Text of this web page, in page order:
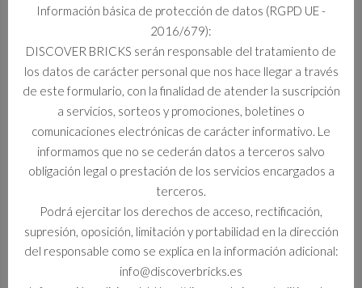
3 disponibles
DROIDE
ASTROMECANICO
BB-
Añadir al carrito
Información adicional
Información adicional
Formato
Set
Información básica de protección de datos (RGPD UE -
2016/679):
DISCOVER BRICKS serán responsable del tratamiento de
los datos de carácter personal que nos hace llegar a través
de este formulario, con la finalidad de atender la suscripción
a servicios, sorteos y promociones, boletines o
comunicaciones electrónicas de carácter informativo. Le
informamos que no se cederán datos a terceros salvo
obligación legal o prestación de los servicios encargados a
terceros.
Podrá ejercitar los derechos de acceso, rectificación,
supresión, oposición, limitación y portabilidad en la dirección
del responsable como se explica en la información adicional:
info@discoverbricks.es